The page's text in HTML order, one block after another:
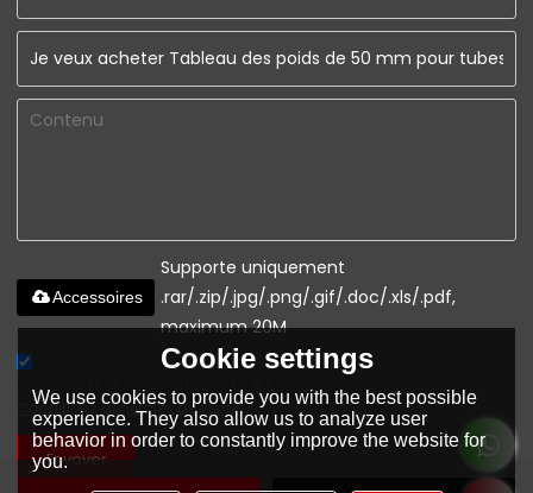
Supporte uniquement
.rar/.zip/.jpg/.png/.gif/.doc/.xls/.pdf,
maximum 20M
Accessoires
Conditions générales de vente
Envoyer
Cookie settings
We use cookies to provide you with the best possible
experience. They also allow us to analyze user
behavior in order to constantly improve the website for
you.